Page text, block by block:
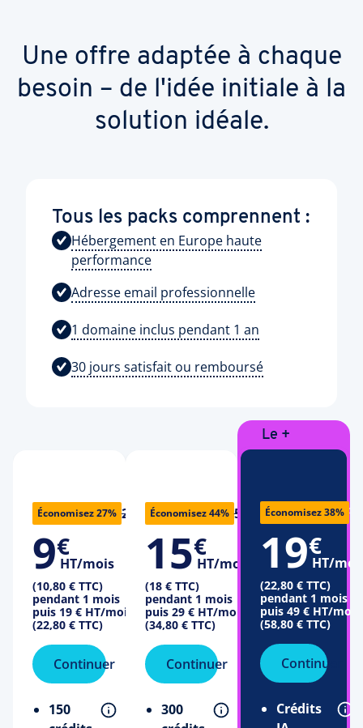
Une offre adaptée à chaque
besoin – de l'idée initiale à la
solution idéale.
Tous les packs comprennent :
Hébergement en Europe haute
performance
Adresse email professionnelle
1 domaine inclus pendant 1 an
30 jours satisfait ou remboursé
Économisez 27% 25 €
9€
HT/mois
(10,80 € TTC)
pendant 1 mois
puis 19 € HT/mois
(22,80 € TTC)
Continuer
150
Économisez 44% 50 €
15€
HT/mois
(18 € TTC)
pendant 1 mois
puis 29 €HT/mois
(34,80 € TTC)
Continuer
300
Le +
Économisez 38%
19€
HT/
(22,80 € TTC)
pendant 1 mois
puis49 € HT/mois
(58,80 € TTC)
Continuer
Crédits